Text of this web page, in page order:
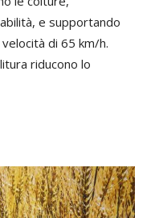
e supportando
di 65 km/h.
riducono lo